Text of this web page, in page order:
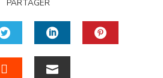
PARTAGER
TWITTERLINKEDIN